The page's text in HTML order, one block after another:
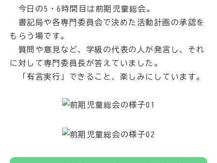
今日の5・6時間目は前期児童総会。
書記局や各専門委員会で決めた活動計画の承認を
もらう場です。
質問や意見など、学級の代表の人が発言し、それ
に対して専門委員長が答えていました。
「有言実行」できること、楽しみにしています。